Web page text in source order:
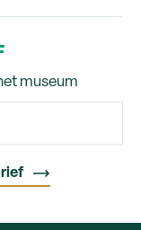
museum